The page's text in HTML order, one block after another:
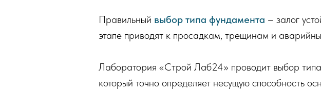
Правильный выбор типа фундамента – залог
этапе приводят к просадкам, трещинам и
Лаборатория «Строй Лаб24» проводит выбор
который точно определяет несущую способность